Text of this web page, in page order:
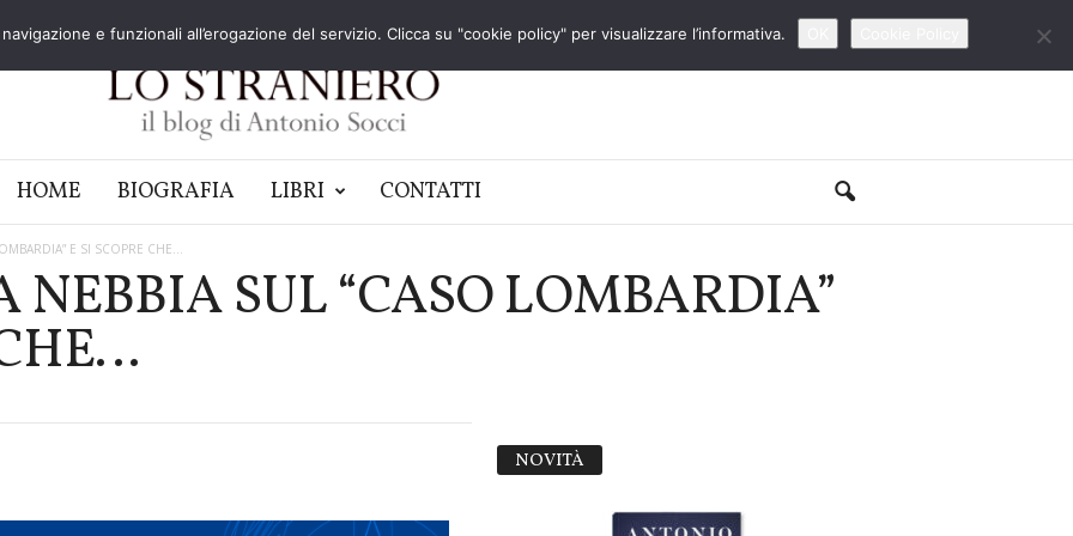
HOME BIOGRAFIA LIBRI CONTATTI
E SI SCOPRE CHE…
NEBBIA SUL “CASO LOMBARDIA”
NOVITÀ
e funzionali all’erogazione del servizio. Clicca su "cookie policy" per visualizzare l’informativa.